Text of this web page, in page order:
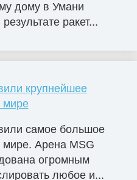
дому в Умани
ракет...
крупнейшее
мире
самое большое
мире. Арена MSG
огромным
любое и...